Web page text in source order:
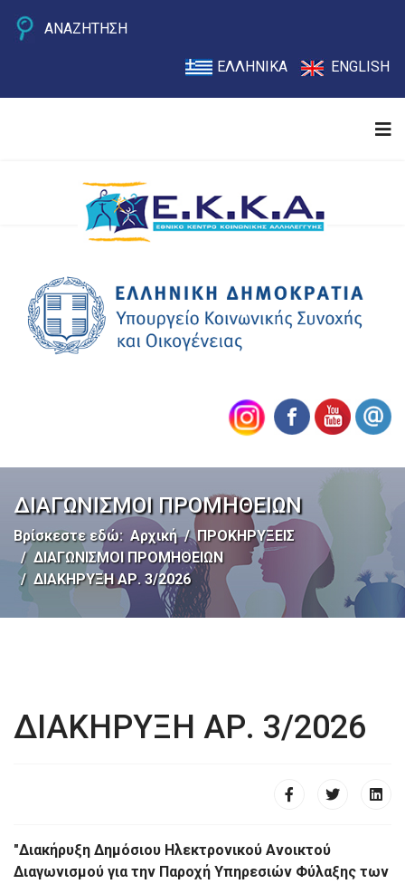
ΑΝΑΖΗΤΗΣΗ
ΕΛΛΗΝΙΚΑ ENGLISH
ΔΙΑΓΩΝΙΣΜΟΙ ΠΡΟΜΗΘΕΙΩΝ
Βρίσκεστε εδώ: Αρχική
ΠΡΟΚΗΡΥΞΕΙΣ
ΔΙΑΓΩΝΙΣΜΟΙ ΠΡΟΜΗΘΕΙΩΝ
ΔΙΑΚΗΡΥΞΗ ΑΡ. 3/2026
ΔΙΑΚΗΡΥΞΗ ΑΡ. 3/2026
"Διακήρυξη Δημόσιου Ηλεκτρονικού Ανοικτού
Διαγωνισμού για την Παροχή Υπηρεσιών Φύλαξης των